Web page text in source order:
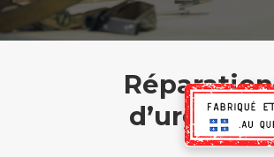
Réparation
d’urgence